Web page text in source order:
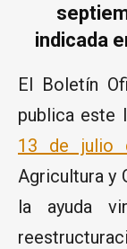
indicada
El Boletín
publica este
13 de julio
Agricultura y
la ayuda